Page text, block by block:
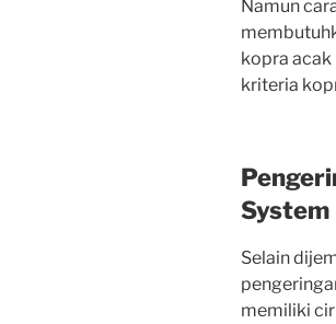
Namun
kopra acak
kriteria
System
Selain
memiliki